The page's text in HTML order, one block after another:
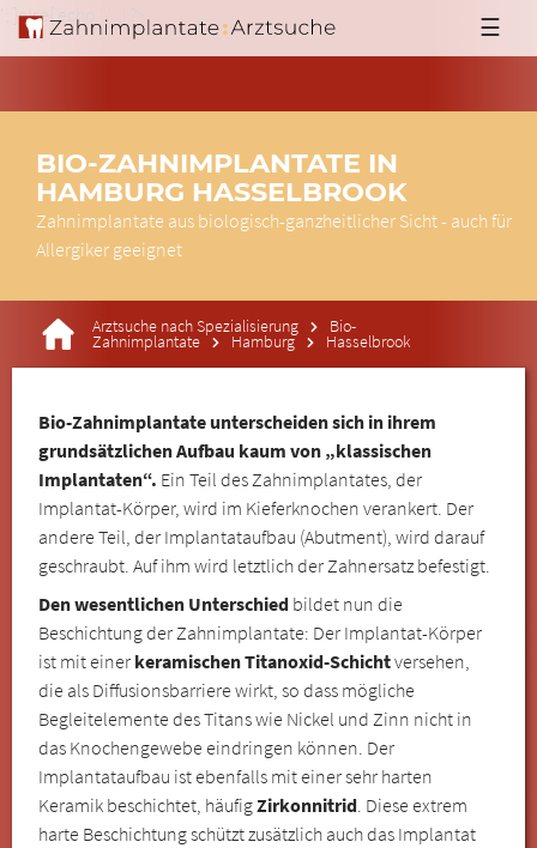
'; }else{ echo ' '; } ?> ☰
BIO-ZAHNIMPLANTATE IN
HAMBURG HASSELBROOK
Zahnimplantate aus biologisch-ganzheitlicher Sicht - auch für
Allergiker geeignet
Arztsuche nach Spezialisierung Bio-
Zahnimplantate Hamburg Hasselbrook
Bio-Zahnimplantate unterscheiden sich in ihrem
grundsätzlichen Aufbau kaum von „klassischen
Implantaten“. Ein Teil des Zahnimplantates, der
Implantat-Körper, wird im Kieferknochen verankert. Der
andere Teil, der Implantataufbau (Abutment), wird darauf
geschraubt. Auf ihm wird letztlich der Zahnersatz befestigt.
Den wesentlichen Unterschied bildet nun die
Beschichtung der Zahnimplantate: Der Implantat-Körper
ist mit einer keramischen Titanoxid-Schichtversehen,
die als Diffusionsbarriere wirkt, so dass mögliche
Begleitelemente des Titans wie Nickel und Zinn nicht in
das Knochengewebe eindringen können. Der
Implantataufbau ist ebenfalls mit einer sehr harten
Keramik beschichtet, häufigZirkonnitrid . Diese extrem
harte Beschichtung schützt zusätzlich auch das Implantat